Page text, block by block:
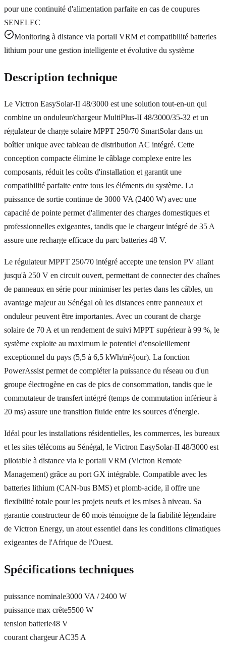
pour une continuité d'alimentation parfaite en cas de coupures
SENELEC
Monitoring à distance via portail VRM et compatibilité batteries
lithium pour une gestion intelligente et évolutive du système
Description technique
Le Victron EasySolar-II 48/3000 est une solution tout-en-un qui
combine un onduleur/chargeur MultiPlus-II 48/3000/35-32 et un
régulateur de charge solaire MPPT 250/70 SmartSolar dans un
boîtier unique avec tableau de distribution AC intégré. Cette
conception compacte élimine le câblage complexe entre les
composants, réduit les coûts d'installation et garantit une
compatibilité parfaite entre tous les éléments du système. La
puissance de sortie continue de 3000 VA (2400 W) avec une
capacité de pointe permet d'alimenter des charges domestiques et
professionnelles exigeantes, tandis que le chargeur intégré de 35 A
assure une recharge efficace du parc batteries 48 V.
Le régulateur MPPT 250/70 intégré accepte une tension PV allant
jusqu'à 250 V en circuit ouvert, permettant de connecter des chaînes
de panneaux en série pour minimiser les pertes dans les câbles, un
avantage majeur au Sénégal où les distances entre panneaux et
onduleur peuvent être importantes. Avec un courant de charge
solaire de 70 A et un rendement de suivi MPPT supérieur à 99 %, le
système exploite au maximum le potentiel d'ensoleillement
exceptionnel du pays (5,5 à 6,5 kWh/m²/jour). La fonction
PowerAssist permet de compléter la puissance du réseau ou d'un
groupe électrogène en cas de pics de consommation, tandis que le
commutateur de transfert intégré (temps de commutation inférieur à
20 ms) assure une transition fluide entre les sources d'énergie.
Idéal pour les installations résidentielles, les commerces, les bureaux
et les sites télécoms au Sénégal, le Victron EasySolar-II 48/3000 est
pilotable à distance via le portail VRM (Victron Remote
Management) grâce au port GX intégrable. Compatible avec les
batteries lithium (CAN-bus BMS) et plomb-acide, il offre une
flexibilité totale pour les projets neufs et les mises à niveau. Sa
garantie constructeur de 60 mois témoigne de la fiabilité légendaire
de Victron Energy, un atout essentiel dans les conditions climatiques
exigeantes de l'Afrique de l'Ouest.
Spécifications techniques
puissance nominale3000 VA / 2400 W
puissance max crête5500 W
tension batterie48 V
courant chargeur AC35 A